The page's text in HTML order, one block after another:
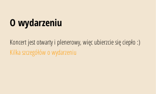
O wydarzeniu
Koncert jest otwarty i plenerowy, więc ubierzcie się ciepło :)
Kilka szczegółów o wydarzeniu